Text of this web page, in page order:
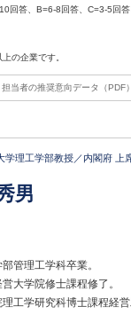
回答、B=6-8回答、C=3-5回
の企業です。
担当者の推奨意向データ（PDF）
学理工学部教授／内閣府 上
男
管理工学科卒業。
大学院修士課程修了。
工学研究科博士課程経